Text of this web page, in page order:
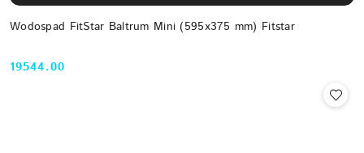
Wodospad FitStar Baltrum Mini (595x375 mm) Fitstar
Cena:
19544.00